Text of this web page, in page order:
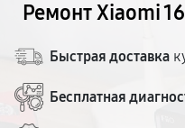
Ремонт Xiaomi
Быстрая доставка
Бесплатная